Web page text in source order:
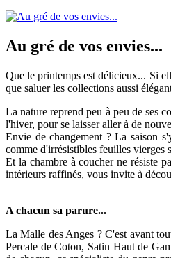
Au gré de vos envies...
Que le printemps est délicieux... Si
que saluer les collections aussi
La nature reprend peu à peu de ses
l'hiver, pour se laisser aller à de
Envie de changement ? La saison
comme d'irrésistibles feuilles vierges
Et la chambre à coucher ne résiste
intérieurs raffinés, vous invite à
A chacun sa parure...
La Malle des Anges ? C'est avant
Percale de Coton, Satin Haut de